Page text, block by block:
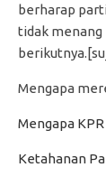
berharap
tidak menang
Mengapa
Mengapa
Ketahanan